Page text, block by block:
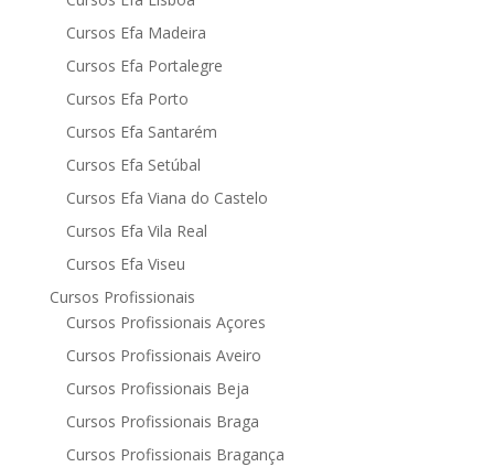
Cursos Efa Madeira
Cursos Efa Portalegre
Cursos Efa Porto
Cursos Efa Santarém
Cursos Efa Setúbal
Cursos Efa Viana do Castelo
Cursos Efa Vila Real
Cursos Efa Viseu
Cursos Profissionais
Cursos Profissionais Açores
Cursos Profissionais Aveiro
Cursos Profissionais Beja
Cursos Profissionais Braga
Cursos Profissionais Bragança